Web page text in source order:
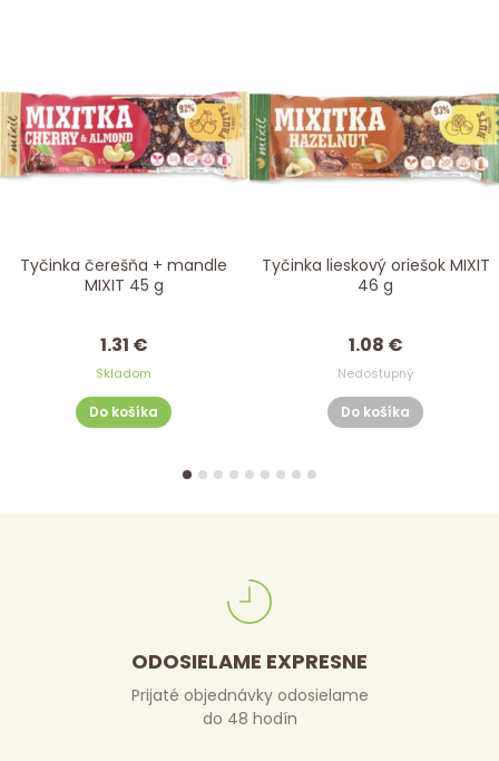
Tyčinka čerešňa + mandle
MIXIT 45 g
1.31 €
Skladom
Do košíka
Tyčinka lieskový oriešok MIXIT
46 g
1.08 €
Nedostupný
Do košíka
ODOSIELAME EXPRESNE
Prijaté objednávky odosielame
do 48 hodín